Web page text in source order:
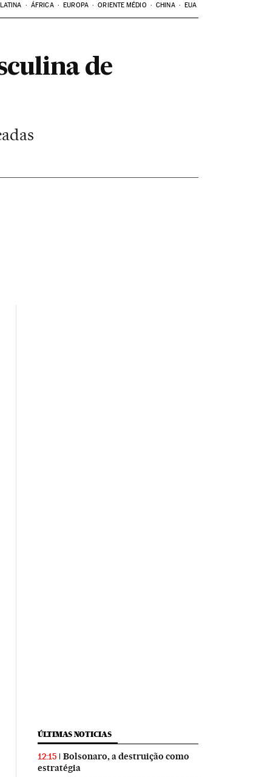
ÁFRICA EUROPA ORIENTE MÉDIO CHINA EUA
de
ÚLTIMAS NOTICIAS
12:15
Bolsonaro, a destruição como
estratégia